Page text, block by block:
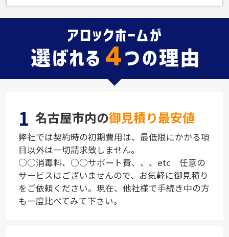
1 名古屋市内の御見積り最安値
弊社では契約時の初期費用は、最低限にかかる項
目以外は一切請求致しません。
○○消毒料、○○サポート費、、、etc 任意の
サービスはございませんので、お気軽に御見積り
をご依頼ください。現在、他社様で手続き中の方
も一度比べてみて下さい。